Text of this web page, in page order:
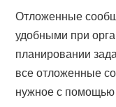
Отложенные
удобными при
планировании
все отложенные
нужное с помощью